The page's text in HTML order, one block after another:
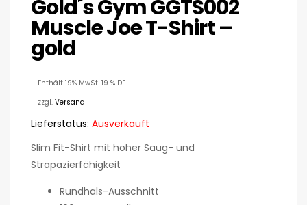
Gold´s Gym GGTS002
Muscle Joe T-Shirt –
gold
Enthält 19% MwSt. 19 % DE
zzgl. Versand
Lieferstatus: Ausverkauft
Slim Fit-Shirt mit hoher Saug- und
Strapazierfähigkeit
Rundhals-Ausschnitt